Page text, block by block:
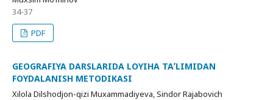
34-37
PDF
GEOGRAFIYA DARSLARIDA LOYIHA TAʼLIMIDAN
FOYDALANISH METODIKASI
Xilola Dilshodjon-qizi Muxammadiyeva, Sindor Rajabovich